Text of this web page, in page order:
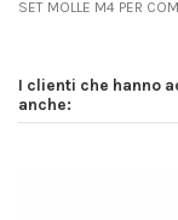
SET MOLLE M4 PER
I clienti che hanno
anche: